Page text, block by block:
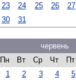
23
24 25 26 27
30
31
червень
Пн
Вт Ср Чт Пт
1
2 3 4 5